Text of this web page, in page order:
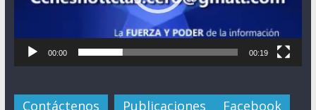
00:00 00:19
Contáctenos
Publicaciones
Facebook